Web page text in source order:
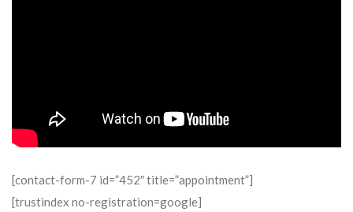
[contact-form-7 id=”452″ title=”appointment”]
[trustindex no-registration=google]